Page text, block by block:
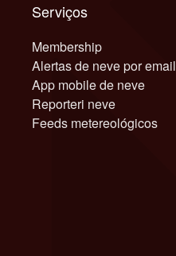
Serviços
Membership
Alertas de neve por email
App mobile de neve
Reporteri neve
Feeds metereológicos